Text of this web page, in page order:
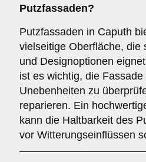
Putzfassaden?
Putzfassaden in Caputh
vielseitige Oberfläche, die
und Designoptionen
ist es wichtig, die Fassade
Unebenheiten zu
reparieren. Ein
kann die Haltbarkeit des
vor Witterungseinflüssen